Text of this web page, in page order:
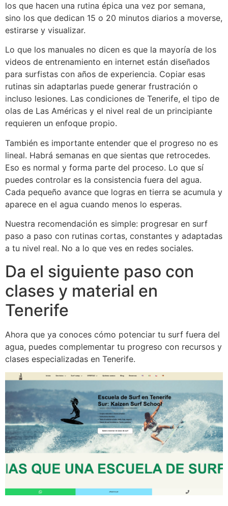
los que hacen una rutina épica una vez por semana,
sino los que dedican 15 o 20 minutos diarios a moverse,
estirarse y visualizar.
Lo que los manuales no dicen es que la mayoría de los
videos de entrenamiento en internet están diseñados
para surfistas con años de experiencia. Copiar esas
rutinas sin adaptarlas puede generar frustración o
incluso lesiones. Las condiciones de Tenerife, el tipo de
olas de Las Américas y el nivel real de un principiante
requieren un enfoque propio.
También es importante entender que el progreso no es
lineal. Habrá semanas en que sientas que retrocedes.
Eso es normal y forma parte del proceso. Lo que sí
puedes controlar es la consistencia fuera del agua.
Cada pequeño avance que logras en tierra se acumula y
aparece en el agua cuando menos lo esperas.
Nuestra recomendación es simple: progresar en surf
paso a paso con rutinas cortas, constantes y adaptadas
a tu nivel real. No a lo que ves en redes sociales.
Da el siguiente paso con
clases y material en
Tenerife
Ahora que ya conoces cómo potenciar tu surf fuera del
agua, puedes complementar tu progreso con recursos y
clases especializadas en Tenerife.